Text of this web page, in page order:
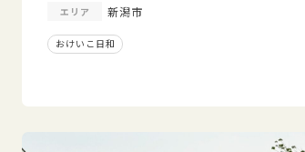
エリア 新潟市
おけいこ日和